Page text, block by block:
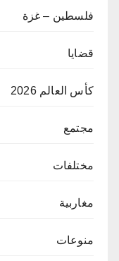
فلسطين – غزة
قضايا
كأس العالم 2026
مجتمع
مختلفات
مغاربية
منوعات